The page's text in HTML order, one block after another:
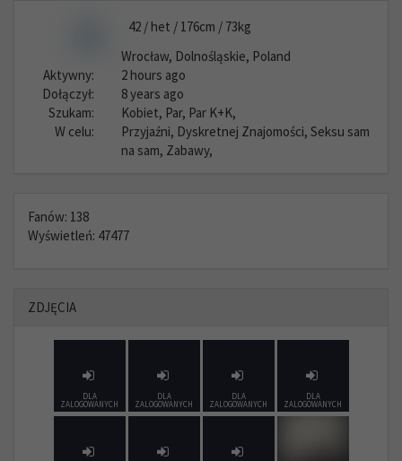
42 / het / 176cm / 73kg
Wrocław, Dolnośląskie, Poland
Aktywny:
2 hours ago
Dołączył:
8 years ago
Szukam:
Kobiet, Par, Par K+K,
W celu:
Przyjaźni, Dyskretnej Znajomości, Seksu sam
na sam, Zabawy,
Fanów: 138
Wyświetleń: 47477
ZDJĘCIA
DLA
ZALOGOWANYCH
DLA
ZALOGOWANYCH
DLA
ZALOGOWANYCH
DLA
ZALOGOWANYCH